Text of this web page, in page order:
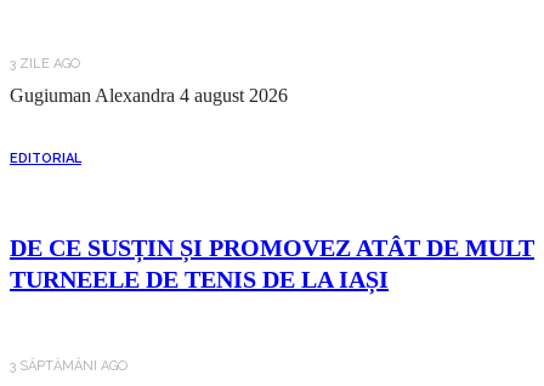
3 ZILE AGO
Gugiuman Alexandra 4 august 2026
EDITORIAL
DE CE SUSȚIN ȘI PROMOVEZ ATÂT DE MULT
TURNEELE DE TENIS DE LA IAȘI
3 SĂPTĂMÂNI AGO